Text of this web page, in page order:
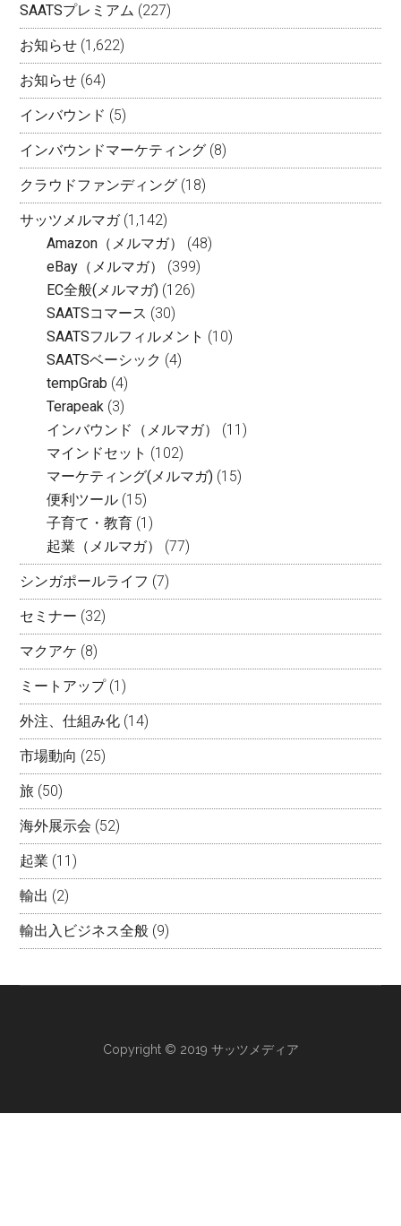
SAATSプレミアム (227)
お知らせ (1,622)
お知らせ (64)
インバウンド (5)
インバウンドマーケティング (8)
クラウドファンディング (18)
サッツメルマガ(1,142)
Amazon（メルマガ）
(48)
eBay（メルマガ）
(399)
EC全般(メルマガ) (126)
SAATSコマース (30)
SAATSフルフィルメント (10)
SAATSベーシック (4)
tempGrab (4)
Terapeak (3)
インバウンド（メルマガ）
(11)
マインドセット (102)
マーケティング(メルマガ) (15)
便利ツール (15)
子育て・教育 (1)
起業（メルマガ）
(77)
シンガポールライフ (7)
セミナー (32)
マクアケ (8)
ミートアップ(1)
外注、仕組み化 (14)
市場動向 (25)
旅 (50)
海外展示会 (52)
起業 (11)
輸出 (2)
輸出入ビジネス全般 (9)
Copyright © 2019 サッツメディア